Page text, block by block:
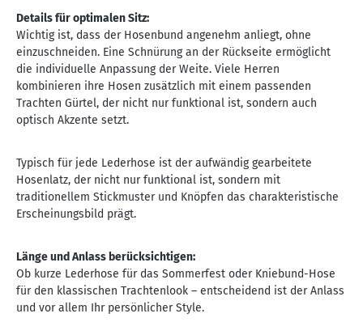
Details für optimalen Sitz:
Wichtig ist, dass der Hosenbund angenehm anliegt, ohne
einzuschneiden. Eine Schnürung an der Rückseite ermöglicht
die individuelle Anpassung der Weite. Viele Herren
kombinieren ihre Hosen zusätzlich mit einem passenden
Trachten Gürtel, der nicht nur funktional ist, sondern auch
optisch Akzente setzt.
Typisch für jede Lederhose ist der aufwändig gearbeitete
Hosenlatz, der nicht nur funktional ist, sondern mit
traditionellem Stickmuster und Knöpfen das charakteristische
Erscheinungsbild prägt.
Länge und Anlass berücksichtigen:
Ob kurze Lederhose für das Sommerfest oder Kniebund-Hose
für den klassischen Trachtenlook – entscheidend ist der Anlass
und vor allem Ihr persönlicher Style.